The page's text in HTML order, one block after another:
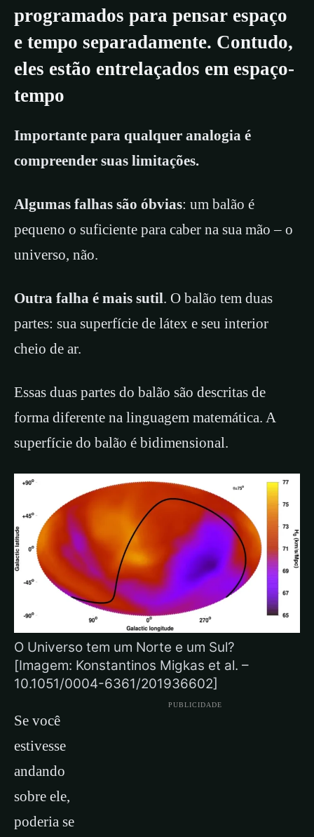
programados para pensar espaço
e tempo separadamente. Contudo,
eles estão entrelaçados em espaço-
tempo
Importante para qualquer analogia é
compreender suas limitações.
Algumas falhas são óbvias: um balão é
pequeno o suficiente para caber na sua mão – o
universo, não.
Outra falha é mais sutil. O balão tem duas
partes: sua superfície de látex e seu interior
cheio de ar.
Essas duas partes do balão são descritas de
forma diferente na linguagem matemática. A
superfície do balão é bidimensional.
O Universo tem um Norte e um Sul?
[Imagem: Konstantinos Migkas et al. –
10.1051/0004-6361/201936602]
PUBLICIDADE
Se você
estivesse
andando
sobre ele,
poderia se